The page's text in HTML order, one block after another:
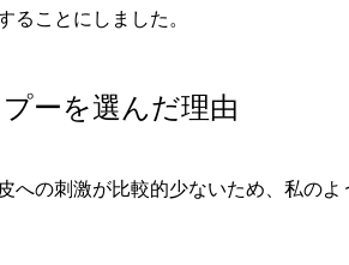
ることにしました。
ーを選んだ理由
への刺激が比較的少ないため、私の